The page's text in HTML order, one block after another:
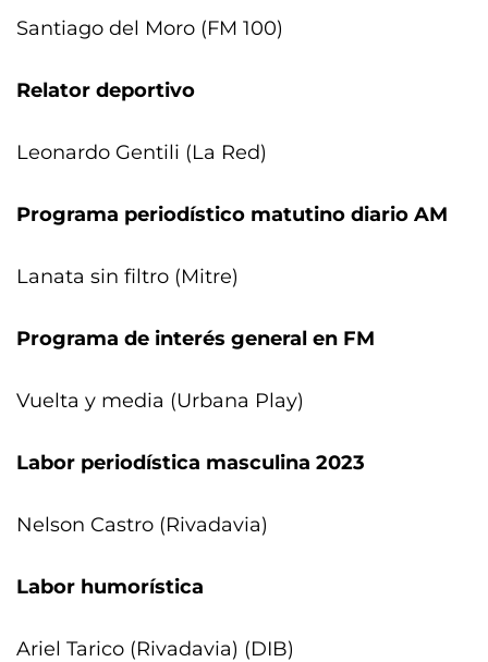
Santiago del Moro (FM 100)
Relator deportivo
Leonardo Gentili (La Red)
Programa periodístico matutino diario AM
Lanata sin filtro (Mitre)
Programa de interés general en FM
Vuelta y media (Urbana Play)
Labor periodística masculina 2023
Nelson Castro (Rivadavia)
Labor humorística
Ariel Tarico (Rivadavia) (DIB)